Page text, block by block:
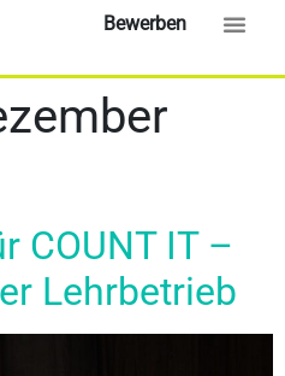
Bewerben
COUNT IT –
Lehrbetrieb